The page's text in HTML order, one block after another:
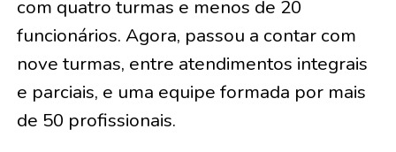
com quatro turmas e menos de 20
funcionários. Agora, passou a contar com
nove turmas, entre atendimentos integrais
e parciais, e uma equipe formada por mais
de 50 profissionais.